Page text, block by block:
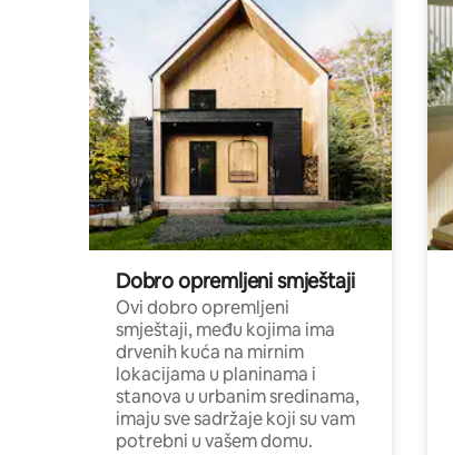
Dobro opremljeni smještaji
Ovi dobro opremljeni
smještaji, među kojima ima
drvenih kuća na mirnim
lokacijama u planinama i
stanova u urbanim sredinama,
imaju sve sadržaje koji su vam
potrebni u vašem domu.